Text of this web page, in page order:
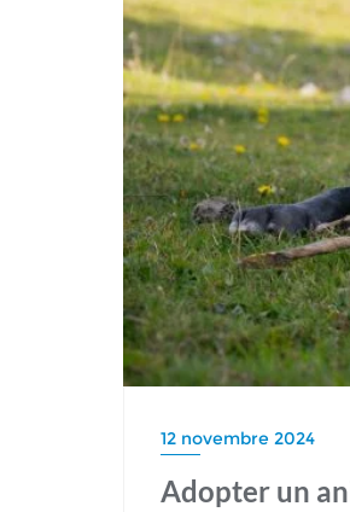
12 novembre 2024
Adopter un